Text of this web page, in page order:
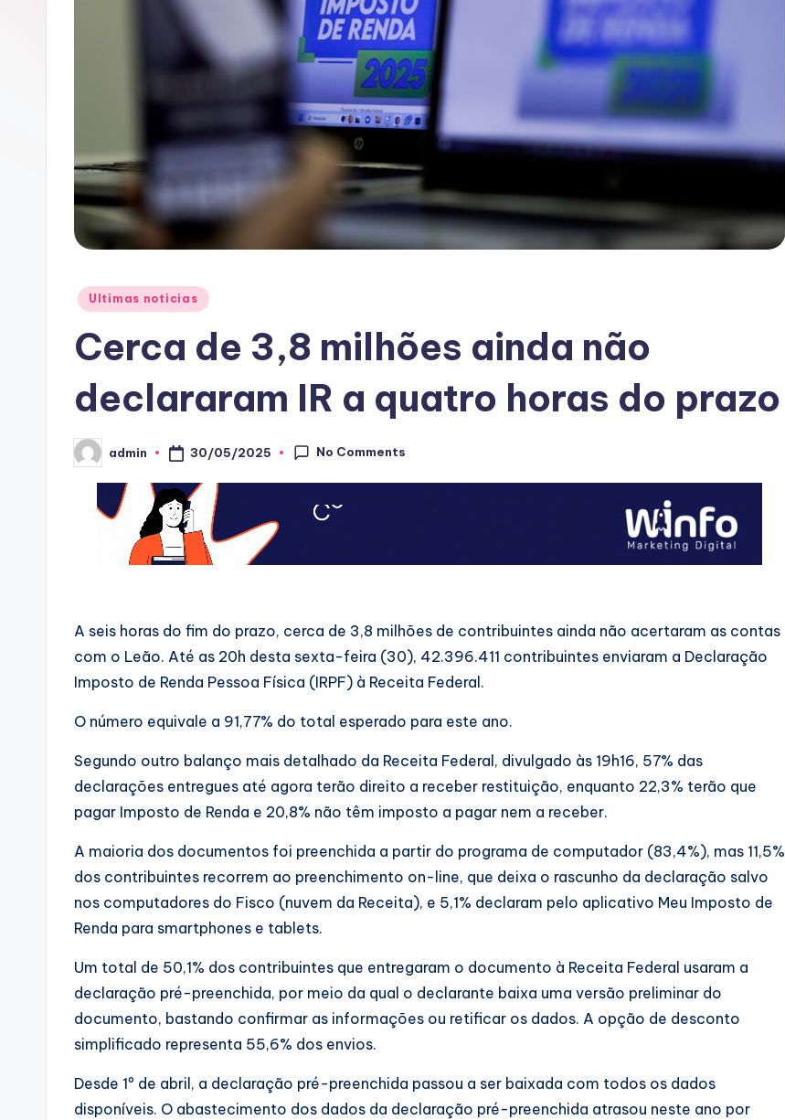
Posted
Ultimas noticias
Cerca de 3,8 milhões ainda não
declararam IR a quatro horas do prazo
Posted
by
admin 30/05/2025 No Comments
A seis horas do fim do prazo, cerca de 3,8 milhões de contribuintes ainda não acertaram as contas
com o Leão. Até as 20h desta sexta-feira (30), 42.396.411 contribuintes enviaram a Declaração
Imposto de Renda Pessoa Física (IRPF) à Receita Federal.
O número equivale a 91,77% do total esperado para este ano.
Segundo outro balanço mais detalhado da Receita Federal, divulgado às 19h16, 57% das
declarações entregues até agora terão direito a receber restituição, enquanto 22,3% terão que
pagar Imposto de Renda e 20,8% não têm imposto a pagar nem a receber.
A maioria dos documentos foi preenchida a partir do programa de computador (83,4%), mas 11,5%
dos contribuintes recorrem ao preenchimento on-line, que deixa o rascunho da declaração salvo
nos computadores do Fisco (nuvem da Receita), e 5,1% declaram pelo aplicativo Meu Imposto de
Renda para smartphones e tablets.
Um total de 50,1% dos contribuintes que entregaram o documento à Receita Federal usaram a
declaração pré-preenchida, por meio da qual o declarante baixa uma versão preliminar do
documento, bastando confirmar as informações ou retificar os dados. A opção de desconto
simplificado representa 55,6% dos envios.
Desde 1º de abril, a declaração pré-preenchida passou a ser baixada com todos os dados
disponíveis. O abastecimento dos dados da declaração pré-preenchida atrasou neste ano por